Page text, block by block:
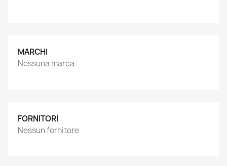
MARCHI
Nessuna marca
FORNITORI
Nessun fornitore